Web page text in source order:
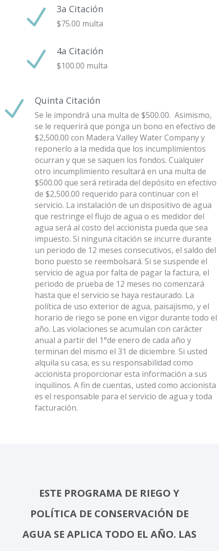
N 3a Citación
$75.00 multa
N 4a Citación
$100.00 multa
N Quinta Citación
Se le impondrá una multa de $500.00. Asimismo,
se le requerirá que ponga un bono en efectivo de
$2,500.00 con Madera Valley Water Company y
reponerlo a la medida que los incumplimientos
ocurran y que se saquen los fondos. Cualquier
otro incumplimiento resultará en una multa de
$500.00 que será retirada del depósito en efectivo
de $2,500.00 requerido para continuar con el
servicio. La instalación de un dispositivo de agua
que restringe el flujo de agua o es medidor del
agua será al costo del accionista pueda que sea
impuesto. Si ninguna citación se incurre durante
un periodo de 12 meses consecutivos, el saldo del
bono puesto se reembolsará. Si se suspende el
servicio de agua por falta de pagar la factura, el
periodo de prueba de 12 meses no comenzará
hasta que el servicio se haya restaurado. La
política de uso exterior de agua, paisajismo, y el
horario de riego se pone en vigor durante todo el
año. Las violaciones se acumulan con carácter
anual a partir del 1°de enero de cada año y
terminan del mismo el 31 de diciembre. Si usted
alquila su casa, es su responsabilidad como
accionista proporcionar esta información a sus
inquilinos. A fin de cuentas, usted como accionista
es el responsable para el servicio de agua y toda
facturación.
ESTE PROGRAMA DE RIEGO Y
POLÍTICA DE CONSERVACIÓN DE
AGUA SE APLICA TODO EL AÑO. LAS